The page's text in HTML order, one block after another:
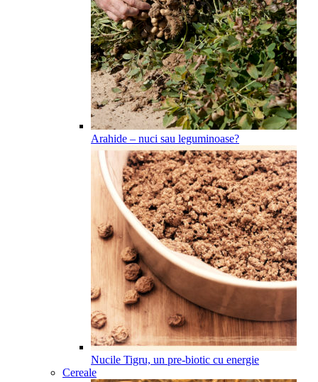
Arahide – nuci sau leguminoase?
Nucile Tigru, un pre-biotic cu energie
Cereale